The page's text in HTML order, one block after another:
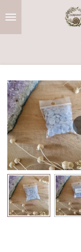
hoofdinhoud